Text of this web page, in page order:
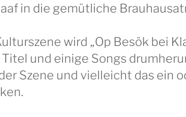
in die gemütliche
wird „Op Besök bei
und einige Songs
Szene und vielleicht das ein